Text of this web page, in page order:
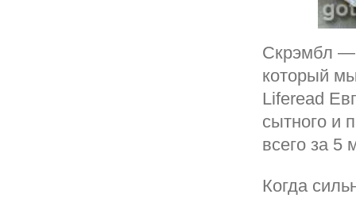
Скрэмбл —
который
Liferead
сытного и
всего за 5
Когда